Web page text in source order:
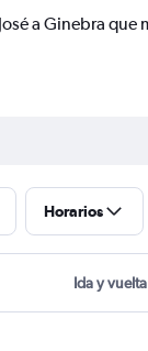
a Ginebra que
Horarios
Ida y vuelta